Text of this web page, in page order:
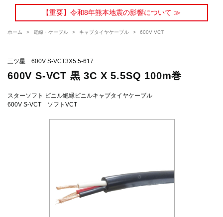
【重要】令和8年熊本地震の影響について ≫
ホーム > 電線・ケーブル > キャブタイヤケーブル > 600V VCT
三ツ星 600V S-VCT3X5.5-617
600V S-VCT 黒 3C X 5.5SQ 100m巻
スターソフト ビニル絶縁ビニルキャブタイヤケーブル
600V S-VCT ソフトVCT